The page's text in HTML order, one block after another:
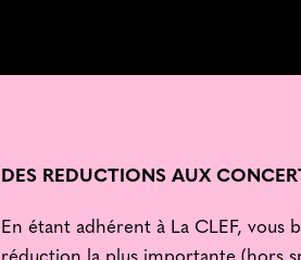
DES REDUCTIONS AUX
En étant adhérent à La CLEF, vous